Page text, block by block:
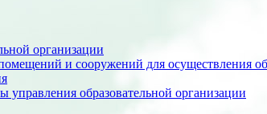
организации
и сооружений для осуществления
управления образовательной организации